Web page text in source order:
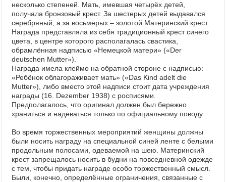
несколько степеней. Мать, имевшая четырёх детей,
получала бронзовый крест. За шестерых детей выдавался
серебряный, а за восьмерых – золотой Материнский крест.
Награда представляла из себя традиционный крест синего
цвета, в центре которого располагалась свастика,
обрамлённая надписью «Немецкой матери» («Der
deutschen Mutter»).
Награда имела клеймо на обратной стороне с надписью:
«Ребёнок облагораживает мать» («Das Kind adelt die
Mutter»), либо вместо этой надписи стоит дата учреждения
награды (16. Dezember 1938) с росписями.
Предполагалось, что оригинал должен был бережно
храниться и надеваться только по официальному поводу.
Во время торжественных мероприятий женщины должны
были носить награду на специальной синей ленте с белыми
продольным полосами, одеваемой на шею. Материнский
крест запрещалось носить в будни на повседневной одежде
с тем, чтобы придать награде особо торжественный смысл.
Были, конечно, определённые ограничения, связанные с